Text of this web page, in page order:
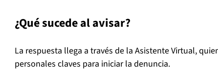
¿Qué sucede al avisar?
La respuesta llega a través de la Asistente Virtual,
personales claves para iniciar la denuncia.